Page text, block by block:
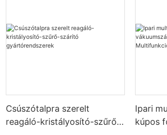
Csúszótalpra szerelt
reagáló-kristályosító-szűrő-
Ipari
kúpos